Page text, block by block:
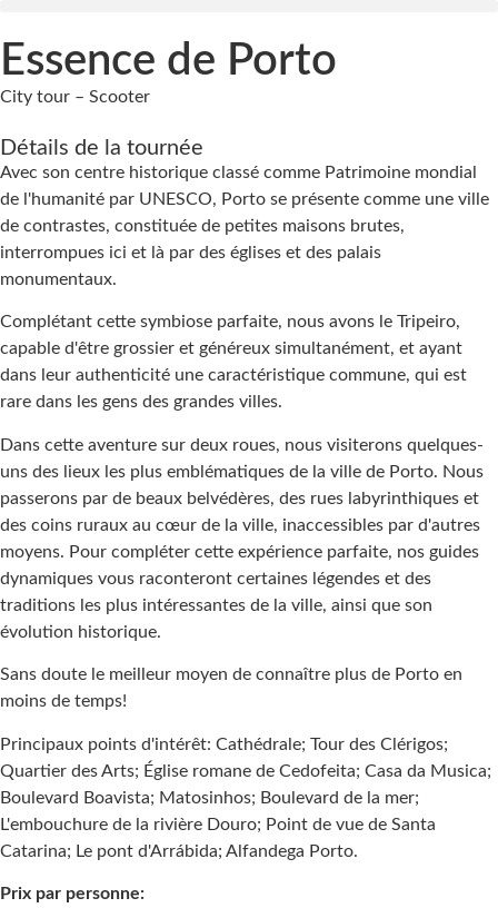
Essence de Porto
City tour – Scooter
Détails de la tournée
Avec son centre historique classé comme Patrimoine mondial
de l'humanité par UNESCO, Porto se présente comme une ville
de contrastes, constituée de petites maisons brutes,
interrompues ici et là par des églises et des palais
monumentaux.
Complétant cette symbiose parfaite, nous avons le Tripeiro,
capable d'être grossier et généreux simultanément, et ayant
dans leur authenticité une caractéristique commune, qui est
rare dans les gens des grandes villes.
Dans cette aventure sur deux roues, nous visiterons quelques-
uns des lieux les plus emblématiques de la ville de Porto. Nous
passerons par de beaux belvédères, des rues labyrinthiques et
des coins ruraux au cœur de la ville, inaccessibles par d'autres
moyens. Pour compléter cette expérience parfaite, nos guides
dynamiques vous raconteront certaines légendes et des
traditions les plus intéressantes de la ville, ainsi que son
évolution historique.
Sans doute le meilleur moyen de connaître plus de Porto en
moins de temps!
Principaux points d'intérêt: Cathédrale; Tour des Clérigos;
Quartier des Arts; Église romane de Cedofeita; Casa da Musica;
Boulevard Boavista; Matosinhos; Boulevard de la mer;
L'embouchure de la rivière Douro; Point de vue de Santa
Catarina; Le pont d'Arrábida; Alfandega Porto.
Prix ​​par personne: